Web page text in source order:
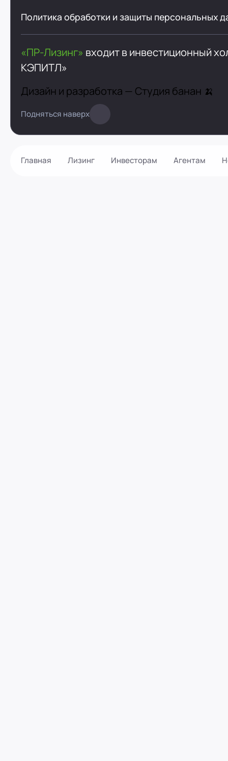
Главная Лизинг Инвесторам Агентам
Политика обработки и защиты персональных
«ПР-Лизинг» входит в инвестиционный
КЭПИТЛ»
Дизайн и разработка — Студия банан 🍌
Подняться наверх